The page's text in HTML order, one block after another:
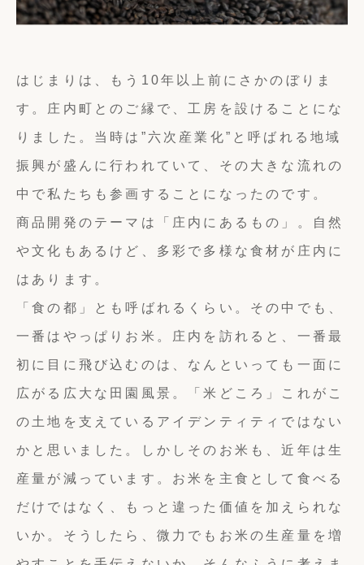
はじまりは、もう10年以上前にさかのぼりま
す。庄内町とのご縁で、工房を設けることにな
りました。当時は”六次産業化”と呼ばれる地域
振興が盛んに行われていて、その大きな流れの
中で私たちも参画することになったのです。
商品開発のテーマは「庄内にあるもの」。自然
や文化もあるけど、多彩で多様な食材が庄内に
はあります。
「食の都」とも呼ばれるくらい。その中でも、
一番はやっぱりお米。庄内を訪れると、一番最
初に目に飛び込むのは、なんといっても一面に
広がる広大な田園風景。「米どころ」これがこ
の土地を支えているアイデンティティではない
かと思いました。しかしそのお米も、近年は生
産量が減っています。お米を主食として食べる
だけではなく、もっと違った価値を加えられな
いか。そうしたら、微力でもお米の生産量を増